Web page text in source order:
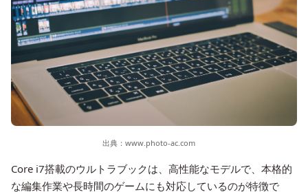
出典： www.photo-ac.com
Core i7搭載のウルトラブックは、高性能なモデルで、本格的
な編集作業や長時間のゲームにも対応しているのが特徴で